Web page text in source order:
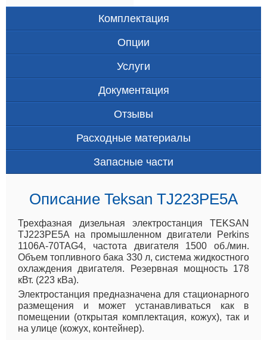
Комплектация
Опции
Услуги
Документация
Отзывы
Расходные материалы
Запасные части
Описание Teksan TJ223PE5A
Трехфазная дизельная электростанция TEKSAN
TJ223PE5A на промышленном двигатели Perkins
1106A-70TAG4, частота двигателя 1500 об./мин.
Объем топливного бака 330 л, система жидкостного
охлаждения двигателя. Резервная мощность 178
кВт. (223 кВа).
Электростанция предназначена для стационарного
размещения и может устанавливаться как в
помещении (открытая комплектация, кожух), так и
на улице (кожух, контейнер).